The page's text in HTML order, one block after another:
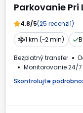
Parkovanie Pri
4.8/5(25 recenzií)
1 km (~2 min)
Bezplatný transfer
Monitorovanie 24/7
Skontrolujte